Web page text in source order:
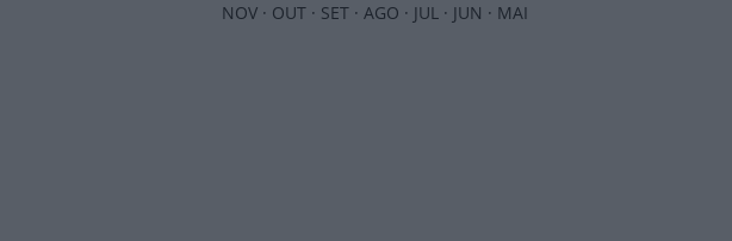
NOV· OUT· SET· AGO · JUL· JUN · MAI